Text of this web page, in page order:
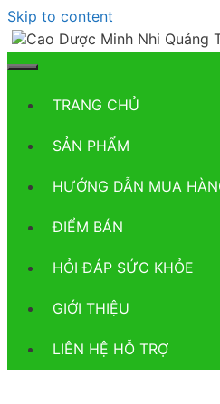
Skip to content
TRANG CHỦ
SẢN PHẨM
HƯỚNG DẪN MUA
ĐIỂM BÁN
HỎI ĐÁP SỨC KHỎE
GIỚI THIỆU
LIÊN HỆ HỖ TRỢ